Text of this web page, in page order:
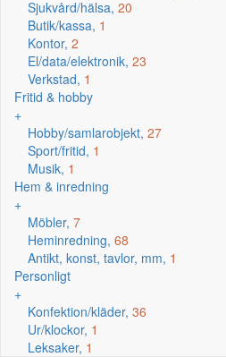
Sjukvård/hälsa, 20
Butik/kassa, 1
Kontor, 2
El/data/elektronik, 23
Verkstad, 1
Fritid & hobby
+
Hobby/samlarobjekt, 27
Sport/fritid, 1
Musik, 1
Hem & inredning
+
Möbler, 7
Heminredning, 68
Antikt, konst, tavlor, mm, 1
Personligt
+
Konfektion/kläder, 36
Ur/klockor, 1
Leksaker, 1